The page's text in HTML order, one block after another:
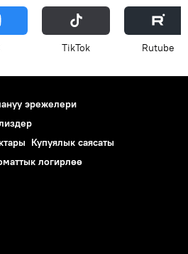
ТikТоk Rutube
эрежелери
Купуялык саясаты
логирлөө